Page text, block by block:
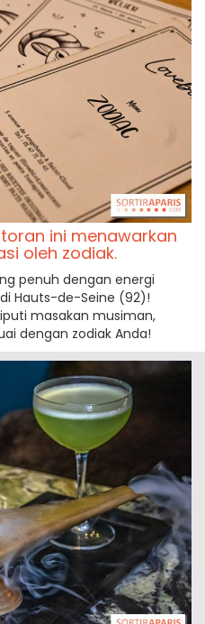
ini menawarkan
oleh zodiak.
penuh dengan energi
Hauts-de-Seine (92)!
masakan musiman,
dengan zodiak Anda!